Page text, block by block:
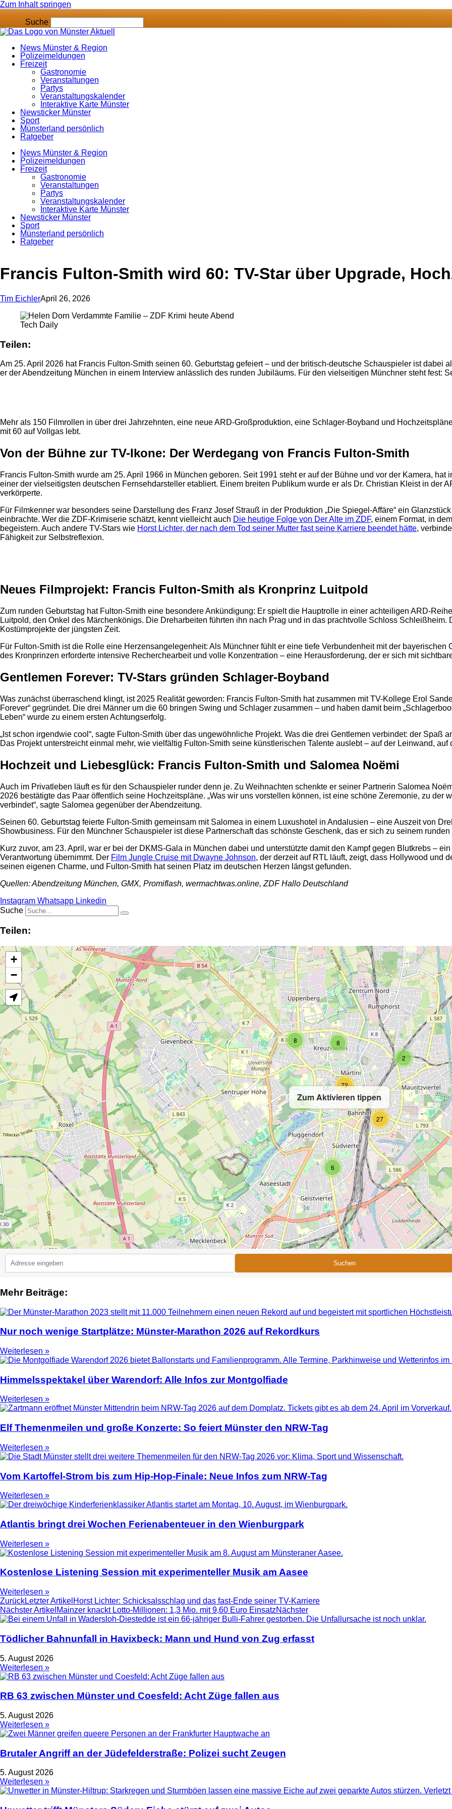
Zum Inhalt springen
Suche
News Münster & Region
Polizeimeldungen
Freizeit
Gastronomie
Veranstaltungen
Partys
Veranstaltungskalender
Interaktive Karte Münster
Newsticker Münster
Sport
Münsterland persönlich
Ratgeber
News Münster & Region
Polizeimeldungen
Freizeit
Gastronomie
Veranstaltungen
Partys
Veranstaltungskalender
Interaktive Karte Münster
Newsticker Münster
Sport
Münsterland persönlich
Ratgeber
Anzeige
Francis Fulton-Smith wird 60: TV-Star über Upgrade,
Tim EichlerApril 26, 2026
Tech Daily
Teilen:
Am 25. April 2026 hat Francis Fulton-Smith seinen 60. Geburtstag gefeiert – und der britisch-deutsche Schauspieler ist dabei
er der Abendzeitung München in einem Interview anlässlich des runden Jubiläums. Für den vielseitigen Münchner steht fest:
Mehr als 150 Filmrollen in über drei Jahrzehnten, eine neue ARD-Großproduktion, eine Schlager-Boyband und
mit 60 auf Vollgas lebt.
Von der Bühne zur TV-Ikone: Der Werdegang von Francis Fulton-Smith
Francis Fulton-Smith wurde am 25. April 1966 in München geboren. Seit 1991 steht er auf der Bühne und vor der Kamera,
einer der vielseitigsten deutschen Fernsehdarsteller etabliert. Einem breiten Publikum wurde er als Dr. Christian Kleist in der
verkörperte.
Für Filmkenner war besonders seine Darstellung des Franz Josef Strauß in der Produktion „Die Spiegel-Affäre“ ein
einbrachte. Wer die ZDF-Krimiserie schätzt, kennt vielleicht auch Die heutige Folge von Der Alte im ZDF, einem Format, in
begeistern. Auch andere TV-Stars wie Horst Lichter, der nach dem Tod seiner Mutter fast seine Karriere beendet hätte,
Fähigkeit zur Selbstreflexion.
Neues Filmprojekt: Francis Fulton-Smith als Kronprinz Luitpold
Zum runden Geburtstag hat Fulton-Smith eine besondere Ankündigung: Er spielt die Hauptrolle in einer achteiligen ARD-
Luitpold, den Onkel des Märchenkönigs. Die Dreharbeiten führten ihn nach Prag und in das prachtvolle Schloss
Kostümprojekte der jüngsten Zeit.
Für Fulton-Smith ist die Rolle eine Herzensangelegenheit: Als Münchner fühlt er eine tiefe Verbundenheit mit der
des Kronprinzen erforderte intensive Recherchearbeit und volle Konzentration – eine Herausforderung, der er sich mit
Gentlemen Forever: TV-Stars gründen Schlager-Boyband
Was zunächst überraschend klingt, ist 2025 Realität geworden: Francis Fulton-Smith hat zusammen mit TV-Kollege Erol
Forever“ gegründet. Die drei Männer um die 60 bringen Swing und Schlager zusammen – und haben damit beim
Leben“ wurde zu einem ersten Achtungserfolg.
„Ist schon irgendwie cool“, sagte Fulton-Smith über das ungewöhnliche Projekt. Was die drei Gentlemen verbindet: der Spaß
Das Projekt unterstreicht einmal mehr, wie vielfältig Fulton-Smith seine künstlerischen Talente auslebt – auf der Leinwand,
Hochzeit und Liebesglück: Francis Fulton-Smith und Salomea Noëmi
Auch im Privatleben läuft es für den Schauspieler runder denn je. Zu Weihnachten schenkte er seiner Partnerin Salomea
2026 bestätigte das Paar öffentlich seine Hochzeitspläne. „Was wir uns vorstellen können, ist eine schöne Zeremonie, zu der
verbindet“, sagte Salomea gegenüber der Abendzeitung.
Seinen 60. Geburtstag feierte Fulton-Smith gemeinsam mit Salomea in einem Luxushotel in Andalusien – eine Auszeit von
Showbusiness. Für den Münchner Schauspieler ist diese Partnerschaft das schönste Geschenk, das er sich zu seinem
Kurz zuvor, am 23. April, war er bei der DKMS-Gala in München dabei und unterstützte damit den Kampf gegen Blutkrebs –
Verantwortung übernimmt. Der Film Jungle Cruise mit Dwayne Johnson, der derzeit auf RTL läuft, zeigt, dass Hollywood und
seinen eigenen Charme, und Fulton-Smith hat seinen Platz im deutschen Herzen längst gefunden.
Quellen: Abendzeitung München, GMX, Promiflash, wermachtwas.online, ZDF Hallo Deutschland
Instagram Whatsapp Linkedin
Suche
Teilen:
Zum Aktivieren tippen
2
2
8
6
8
27
5
72
+
−
Suchen
Mehr Beiträge:
Nur noch wenige Startplätze: Münster-Marathon 2026 auf Rekordkurs
Weiterlesen »
Himmelsspektakel über Warendorf: Alle Infos zur Montgolfiade
Weiterlesen »
Elf Themenmeilen und große Konzerte: So feiert Münster den NRW-Tag
Weiterlesen »
Vom Kartoffel-Strom bis zum Hip-Hop-Finale: Neue Infos zum NRW-Tag
Weiterlesen »
Atlantis bringt drei Wochen Ferienabenteuer in den Wienburgpark
Weiterlesen »
Kostenlose Listening Session mit experimenteller Musik am Aasee
Weiterlesen »
ZurückLetzter Artikel Horst Lichter: Schicksalsschlag und das fast-Ende seiner TV-Karriere
Nächster Artikel Mainzer knackt Lotto-Millionen: 1,3 Mio. mit 9,60 Euro EinsatzNächster
Tödlicher Bahnunfall in Havixbeck: Mann und Hund von Zug erfasst
5. August 2026
Weiterlesen »
RB 63 zwischen Münster und Coesfeld: Acht Züge fallen aus
5. August 2026
Weiterlesen »
Brutaler Angriff an der Jüdefelderstraße: Polizei sucht Zeugen
5. August 2026
Weiterlesen »